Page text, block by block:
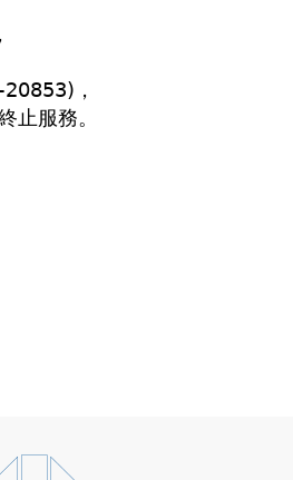
，
止服務。